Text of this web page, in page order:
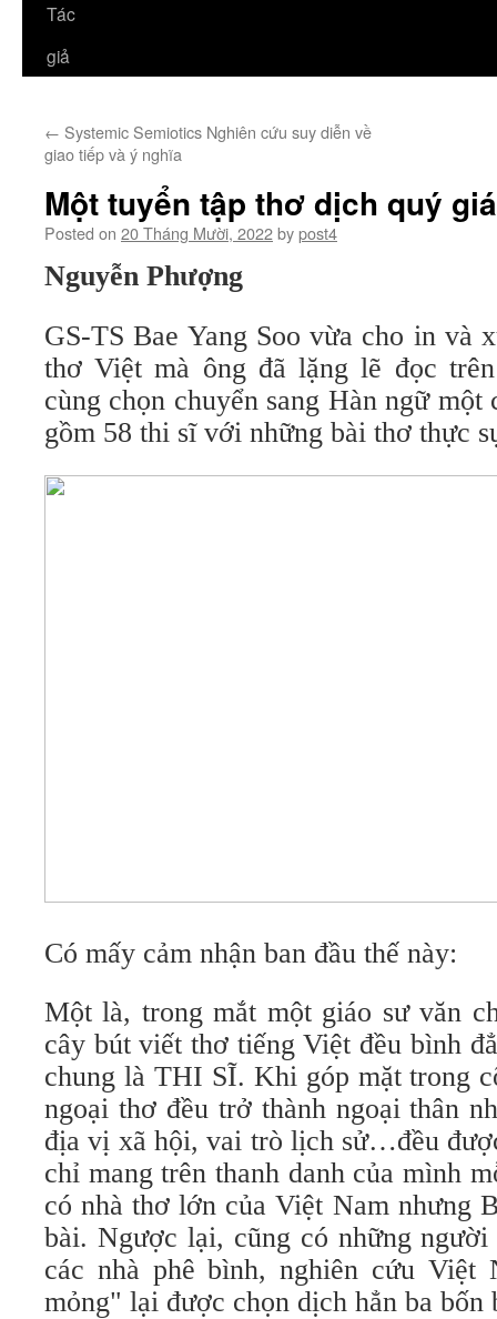
Tác
giả
← Systemic Semiotics Nghiên cứu suy diễn về
giao tiếp và ý nghĩa
Một tuyển tập thơ dịch quý
Posted on 20 Tháng Mười, 2022bypost4
Nguyễn Phượng
GS-TS Bae Yang Soo vừa cho in và
thơ Việt mà ông đã lặng lẽ đọc
cùng chọn chuyển sang Hàn ngữ một
gồm 58 thi sĩ với những bài thơ thực
Có mấy cảm nhận ban đầu thế này:
Một là, trong mắt một giáo sư văn
cây bút viết thơ tiếng Việt đều bình
chung là THI SĨ. Khi góp mặt trong
ngoại thơ đều trở thành ngoại thân
địa vị xã hội, vai trò lịch sử…đều
chỉ mang trên thanh danh của mình
có nhà thơ lớn của Việt Nam nhưng
bài. Ngược lại, cũng có những
các nhà phê bình, nghiên cứu Việt
mỏng" lại được chọn dịch hẳn ba bốn